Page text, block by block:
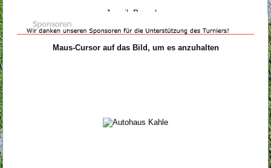
Jannik Brosch
Fairste Mannschaft
Zuschauern und Mannschaften für die tolle Unterstützung bei
Maus-Cursor auf das Bild, um es anzuhalten